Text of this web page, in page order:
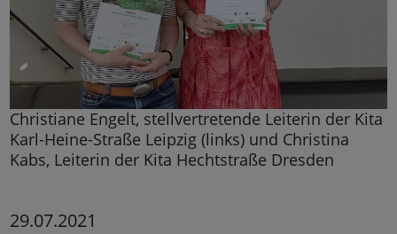
Christiane Engelt, stellvertretende Leiterin der Kita
Karl-Heine-Straße Leipzig (links) und Christina
Kabs, Leiterin der Kita Hechtstraße Dresden
29.07.2021